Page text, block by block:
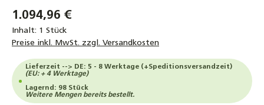
1.094,96 €
Inhalt: 1 Stück
Preise inkl. MwSt. zzgl. Versandkosten
Lieferzeit --> DE: 5 - 8 Werktage (+Speditionsversandzeit)
(EU: + 4 Werktage)
Lagernd: 98 Stück
Weitere Mengen bereits bestellt.